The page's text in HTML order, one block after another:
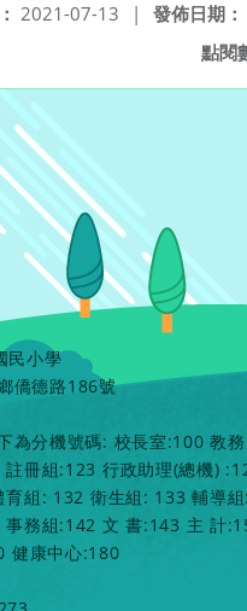
發佈日期：
2021-07-13
|
點閱
民小學
僑德路186號
為分機號碼: 校長室:100 教
冊組:123 行政助理(總機)
組: 132 衛生組: 133 輔導
務組:142 文 書:143 主 計
健康中心:180